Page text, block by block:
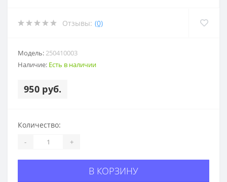
Отзывы: (0)
Модель:250410003
Наличие: Есть в наличии
950 руб.
Количество:
- +
В КОРЗИНУ